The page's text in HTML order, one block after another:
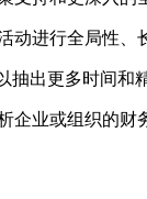
进行全局性、
出更多时间和
业或组织的